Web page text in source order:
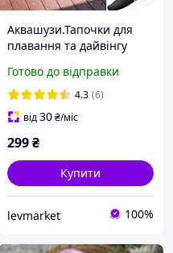
Аквашузи.Тапочки для
плавання та дайвінгу
Готово до відправки
4.3 (6)
від30₴/міс
299₴
Купити
levmarket 100%